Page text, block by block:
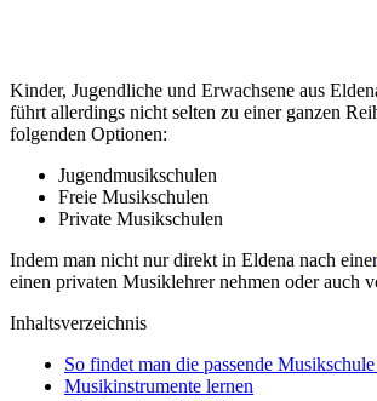
Kinder, Jugendliche und Erwachsene aus
führt allerdings nicht selten zu einer ganzen
folgenden Optionen:
Jugendmusikschulen
Freie Musikschulen
Private Musikschulen
Indem man nicht nur direkt in Eldena nach
einen privaten Musiklehrer nehmen oder auch
Inhaltsverzeichnis
So findet man die passende
Musikinstrumente lernen